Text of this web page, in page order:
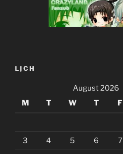
LỊCH
August 2026
M
T W T F
3 4 5 6 7